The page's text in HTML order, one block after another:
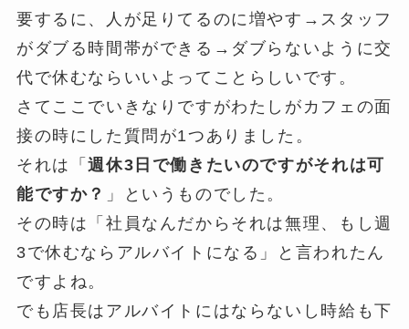
要するに、人が足りてるのに増やす→スタッフ
がダブる時間帯ができる→ダブらないように交
代で休むならいいよってことらしいです。
さてここでいきなりですがわたしがカフェの面
接の時にした質問が1つありました。
それは「週休3日で働きたいのですがそれは可
能ですか？ 」というものでした。
その時は「社員なんだからそれは無理、もし週
3で休むならアルバイトになる」と言われたん
ですよね。
でも店長はアルバイトにはならないし時給も下